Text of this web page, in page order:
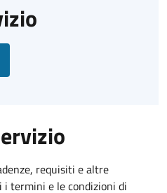
requisiti e altre
termini e le condizioni di